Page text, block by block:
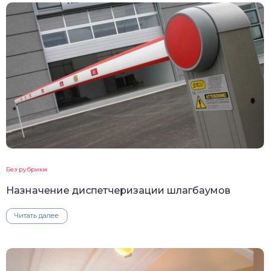
Без рубрики
Назначение диспетчеризации шлагбаумов
Читать далее